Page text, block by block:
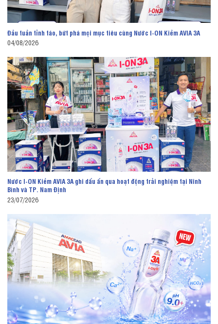
Đầu tuần tỉnh táo, bứt phá mọi mục tiêu cùng Nước I-ON Kiềm AVIA 3A
04/08/2026
Nước I-ON Kiềm AVIA 3A ghi dấu ấn qua hoạt động trải nghiệm tại Ninh
Bình và TP. Nam Định
23/07/2026